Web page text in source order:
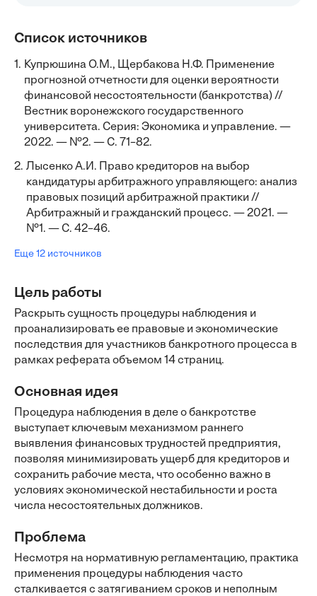
Список источников
1. Купрюшина О.М., Щербакова Н.Ф. Применение
прогнозной отчетности для оценки вероятности
финансовой несостоятельности (банкротства) //
Вестник воронежского государственного
университета. Серия: Экономика и управление. —
2022. — №2. — С. 71–82.
2. Лысенко А.И. Право кредиторов на выбор
кандидатуры арбитражного управляющего: анализ
правовых позиций арбитражной практики //
Арбитражный и гражданский процесс. — 2021. —
№1. — С. 42–46.
Еще 12 источников
Цель работы
Раскрыть сущность процедуры наблюдения и
проанализировать ее правовые и экономические
последствия для участников банкротного процесса в
рамках реферата объемом 14 страниц.
Основная идея
Процедура наблюдения в деле о банкротстве
выступает ключевым механизмом раннего
выявления финансовых трудностей предприятия,
позволяя минимизировать ущерб для кредиторов и
сохранить рабочие места, что особенно важно в
условиях экономической нестабильности и роста
числа несостоятельных должников.
Проблема
Несмотря на нормативную регламентацию, практика
применения процедуры наблюдения часто
сталкивается с затягиванием сроков и неполным